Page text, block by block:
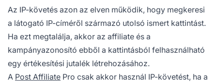
Az IP-követés azon az elven működik, hogy megkeresi
a látogató IP-címéről származó utolsó ismert kattintást.
Ha ezt megtalálja, akkor az affiliate és a
kampányazonosító ebből a kattintásból felhasználható
egy értékesítési jutalék létrehozásához.
A Post Affiliate Pro csak akkor használ IP-követést, ha a